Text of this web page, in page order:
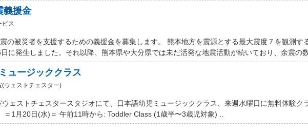
義援金
ビス
の被災者を支援するための義援金を募集します。 熊本地方を震源とする最大震度７を観測す
に発生しました。それ以降、熊本県や大分県では未だ活発な地震活動が続いており、余震の数
ュージッククラス
(ウェストチェスター)
ェストチェスタースタジオにて、日本語幼児ミュージッククラス、来週水曜日に無料体験ク
＝1月20日(水)＝ 午前11時から: Toddler Class (1歳半〜3歳児対象) ..